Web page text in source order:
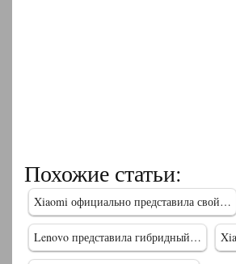
Похожие статьи:
Xiaomi официально представила свой…
Lenovo представила гибридный…